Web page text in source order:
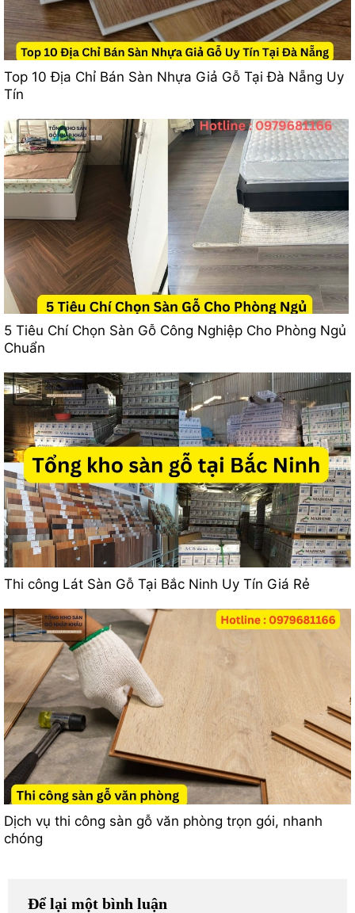
Top 10 Địa Chỉ Bán Sàn Nhựa Giả Gỗ Tại Đà Nẵng Uy
Tín
5 Tiêu Chí Chọn Sàn Gỗ Công Nghiệp Cho Phòng Ngủ
Chuẩn
Thi công Lát Sàn Gỗ Tại Bắc Ninh Uy Tín Giá Rẻ
Dịch vụ thi công sàn gỗ văn phòng trọn gói, nhanh
chóng
Để lại một bình luận